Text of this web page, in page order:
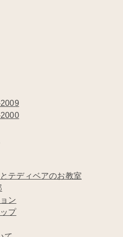
テディベアのお教室
ン
プ